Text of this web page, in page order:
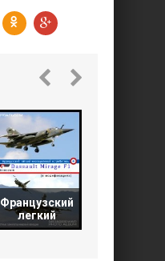
Французский
легкий